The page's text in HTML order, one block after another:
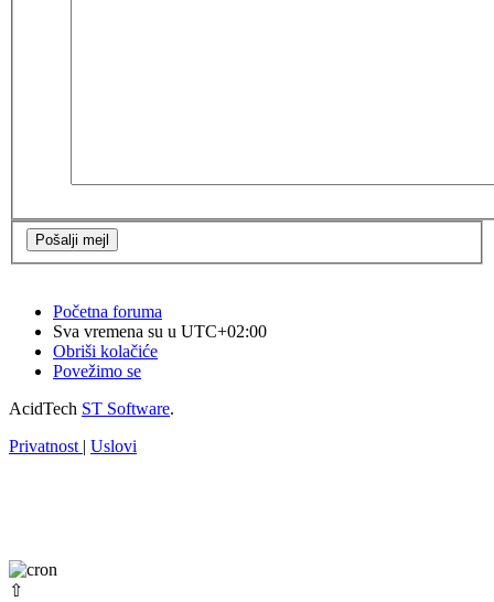
Početna foruma
Sva vremena su u UTC+02:00
Obriši kolačiće
Povežimo se
AcidTech ST Software.
Privatnost | Uslovi
⇧